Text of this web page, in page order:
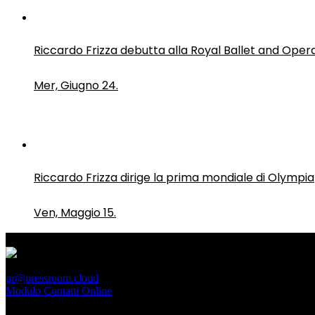
Riccardo Frizza debutta alla Royal Ballet and
Mer, Giugno 24.
Riccardo Frizza dirige la prima mondiale di Olympia
Ven, Maggio 15.
pr@pressroom.cloud
Modulo Contatti Online